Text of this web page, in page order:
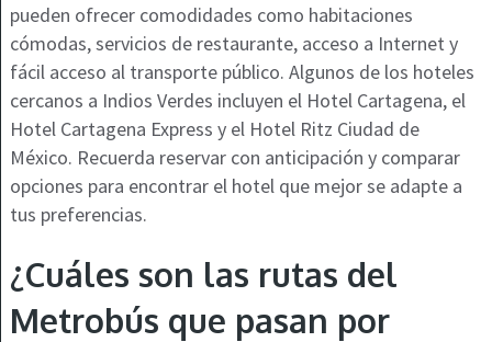
pueden ofrecer comodidades como habitaciones
cómodas, servicios de restaurante, acceso a Internet y
fácil acceso al transporte público. Algunos de los hoteles
cercanos a Indios Verdes incluyen el Hotel Cartagena, el
Hotel Cartagena Express y el Hotel Ritz Ciudad de
México. Recuerda reservar con anticipación y comparar
opciones para encontrar el hotel que mejor se adapte a
tus preferencias.
¿Cuáles son las rutas del
Metrobús que pasan por